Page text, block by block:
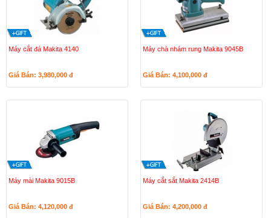
Máy cắt đá Makita 4140
Giá Bán: 3,980,000 đ
Máy chà nhám rung Makita 9045B
Giá Bán: 4,100,000 đ
Máy mài Makita 9015B
Giá Bán: 4,120,000 đ
Máy cắt sắt Makita 2414B
Giá Bán: 4,200,000 đ